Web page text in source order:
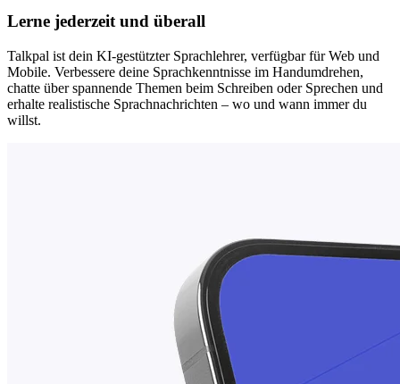
Lerne jederzeit und überall
Talkpal ist dein KI-gestützter Sprachlehrer, verfügbar für Web und
Mobile. Verbessere deine Sprachkenntnisse im Handumdrehen,
chatte über spannende Themen beim Schreiben oder Sprechen und
erhalte realistische Sprachnachrichten – wo und wann immer du
willst.